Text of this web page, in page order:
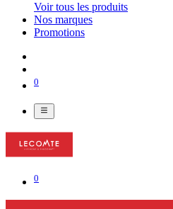
Voir tous les produits
Nos marques
Promotions
0
0